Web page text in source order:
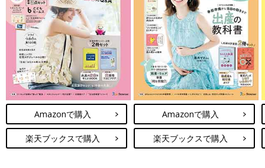
Amazonで購入
楽天ブックスで購入
Amazonで購入
楽天ブックスで購入